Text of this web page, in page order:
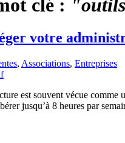
clé :
votre
, Associations, Entreprises
est souvent vécue
jusqu’à 8 heures par